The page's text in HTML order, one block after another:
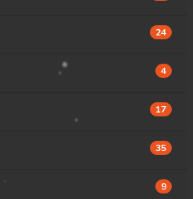
24
4
17
35
9